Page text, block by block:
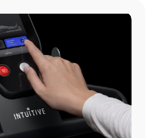
为医疗产品外壳的设计与
：· 了解医疗产品外壳· 全
设计实现（了解医疗产品外
护、封装或支撑医疗设备
作为医疗设备与外部环境
生物等）之···...